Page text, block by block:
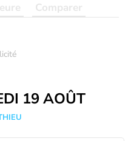
Comparer
19 AOÛT